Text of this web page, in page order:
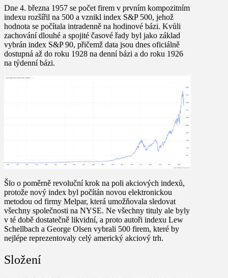
Dne 4. března 1957 se počet firem v prvním kompozitním
indexu rozšířil na 500 a vznikl index S&P 500, jehož
hodnota se počítala intradenně na hodinové bázi. Kvůli
zachování dlouhé a spojité časové řady byl jako základ
vybrán index S&P 90, přičemž data jsou dnes oficiálně
dostupná až do roku 1928 na denní bázi a do roku 1926
na týdenní bázi.
Šlo o poměrně revoluční krok na poli akciových indexů,
protože nový index byl počítán novou elektronickou
metodou od firmy Melpar, která umožňovala sledovat
všechny společnosti na NYSE. Ne všechny tituly ale byly
v té době dostatečně likvidní, a proto autoři indexu Lew
Schellbach a George Olsen vybrali 500 firem, které by
nejlépe reprezentovaly celý americký akciový trh.
Složení